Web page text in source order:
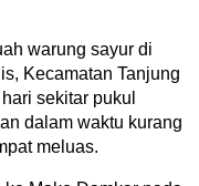
warung sayur di
Kecamatan Tanjung
sekitar pukul
dalam waktu kurang
meluas.